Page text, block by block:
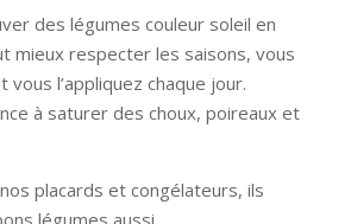
des légumes couleur soleil en
mieux respecter les saisons, vous
vous l’appliquez chaque jour.
à saturer des choux, poireaux et
placards et congélateurs, ils
légumes aussi.